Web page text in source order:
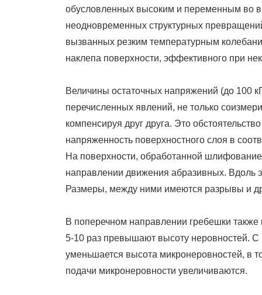
обусловленных высоким и переменным во
неодновременных структурных
вызванных резким температурным
наклепа поверхности, эффективного при
Величины остаточных напряжений (до 100
перечисленных явлений, не только
компенсируя друг друга. Это
напряженность поверхностного слоя в
На поверхности, обработанной
направлении движения абразивных. Вдоль
Размеры, между ними имеются разрывы и
В поперечном направлении гребешки
5-10 раз превышают высоту неровностей.
уменьшается высота микронеровностей, в
подачи микронеровности увеличиваются.